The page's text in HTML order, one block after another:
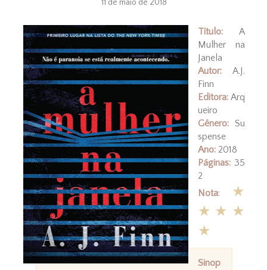
11 de maio de 2018
Título:A
Mulher na
Janela
Autor:A.J.
Finn
Editora:Arq
ueiro
Gênero:Su
spense
Ano:2018
Páginas:35
2
Nota:
★
★★★
★
Sinop